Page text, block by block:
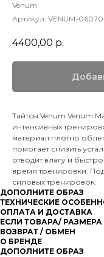
Venum
Артикул: VENUM-
4400,00 р.
Тайтсы Venum Venum
интенсивных
материал плотно
помогает снизить
отводит влагу и
время тренировки.
силовых тренировок.
ДОПОЛНИТЕ ОБРАЗ
ТЕХНИЧЕСКИЕ
ОПЛАТА И ДОСТАВКА
ЕСЛИ ТОВАРА/
ВОЗВРАТ / ОБМЕН
О БРЕНДЕ
ДОПОЛНИТЕ ОБРАЗ